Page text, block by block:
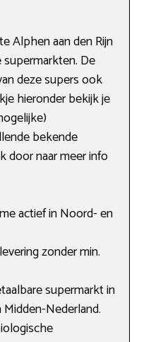
Alphen aan den Rijn
De
deze supers ook
hieronder bekijk je
bekende
door naar meer info
actief in Noord- en
zonder min.
supermarkt in
Nederland.